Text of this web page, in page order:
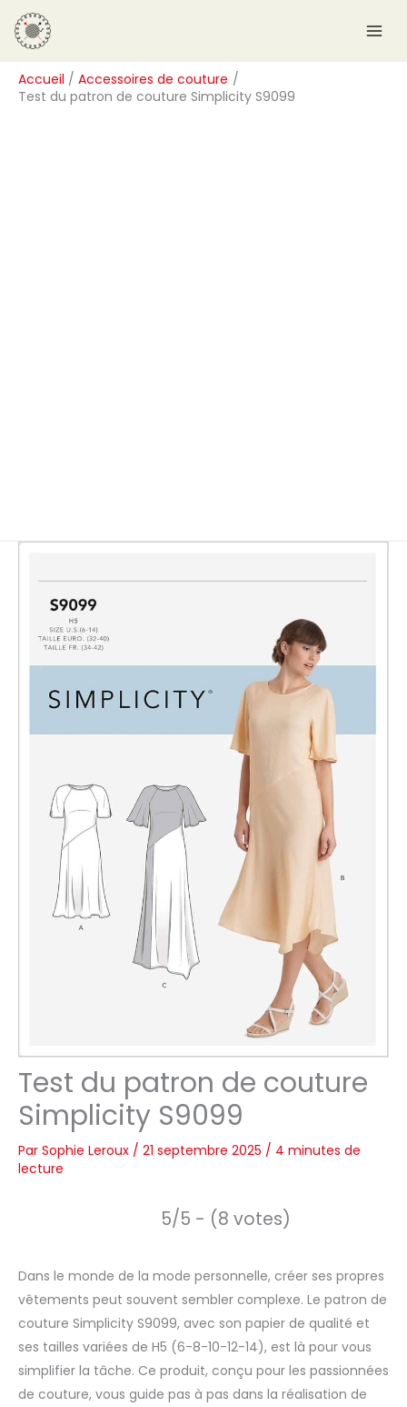
Aller
au
contenu
Accueil
Accessoires de couture
Test du patron de couture Simplicity S9099
Test du patron de couture
Simplicity S9099
Par Sophie Leroux / 21 septembre 2025 / 4 minutes de
lecture
5/5 - (8 votes)
Dans le monde de la mode personnelle, créer ses propres
vêtements peut souvent sembler complexe. Le patron de
couture Simplicity S9099, avec son papier de qualité et
ses tailles variées de H5 (6-8-10-12-14), est là pour vous
simplifier la tâche. Ce produit, conçu pour les passionnées
de couture, vous guide pas à pas dans la réalisation de
R
e
c
h